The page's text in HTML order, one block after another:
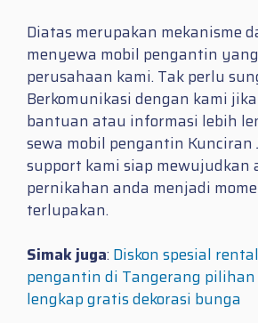
Diatas merupakan mekanisme
menyewa mobil pengantin
perusahaan kami. Tak perlu
Berkomunikasi dengan kami
bantuan atau informasi lebih
sewa mobil pengantin Kunciran
support kami siap mewujudkan
pernikahan anda menjadi
terlupakan.
Simak juga: Diskon spesial
pengantin di Tangerang pilihan
lengkap gratis dekorasi bunga